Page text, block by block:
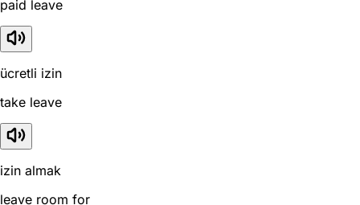
paid leave
ücretli izin
take leave
izin almak
leave room for